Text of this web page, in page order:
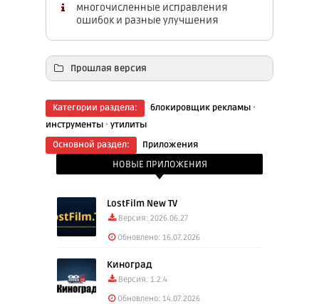
многочисленные исправления
ошибок и разные улучшения
Прошлая версия
Скачать: AdGuard 4.12.81 armeabi-v7a для
Android (43.50 Mb)
Скачать: AdGuаrd 4.12.81 arm64-v8a для
Android (48.90 Mb)
Скачать: AdGuаrd 4.12.81 armeabi-v7a для
Скачать: AdGuard 4.12.81 arm64-v8a для
Категории раздела: блокировщик рекламы ·
инструменты · утилиты
Основной раздел:
Приложения
НОВЫЕ ПРИЛОЖЕНИЯ
LostFilm New TV
Версия: 2026.06.27
Обновлено: 16.07.2026
Киноград
Версия: 1.2.4
Обновлено: 14.07.2026